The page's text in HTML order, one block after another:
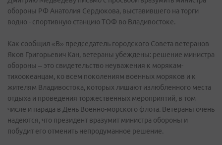
обороны РФ Анатолия Сердюкова, выставившего на торги
водно - спортивную станцию ТОФ во Владивостоке.
Как сообщил «В» председатель городского Совета ветеранов
Яков Григорьевич Кан, ветераны убеждены: решение министра
обороны – это свидетельство неуважения к морякам-
тихоокеанцам, ко всем поколениям военных моряков и к
жителям Владивостока, которых лишают излюбленного места
отдыха и проведения торжественных мероприятий, в том
числе и парада в День Военно-морского флота. Ветераны очень
надеются, что президент вразумит министра обороны и
побудит его отменить непродуманное решение.